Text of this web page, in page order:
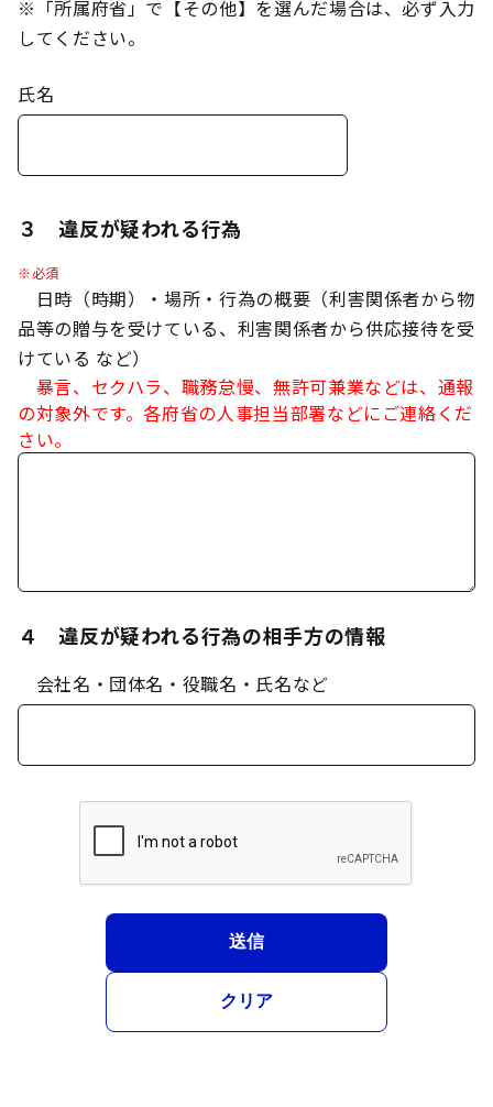
※「所属府省」で【その他】を選んだ場合は、必ず入力
してください。
氏名
３ 違反が疑われる行為
※必須
日時（時期）・場所・行為の概要（利害関係者から物
品等の贈与を受けている、利害関係者から供応接待を受
けている など）
暴言、セクハラ、職務怠慢、無許可兼業などは、通報
の対象外です。各府省の人事担当部署などにご連絡くだ
さい。
４ 違反が疑われる行為の相手方の情報
会社名・団体名・役職名・氏名など
送信
クリア